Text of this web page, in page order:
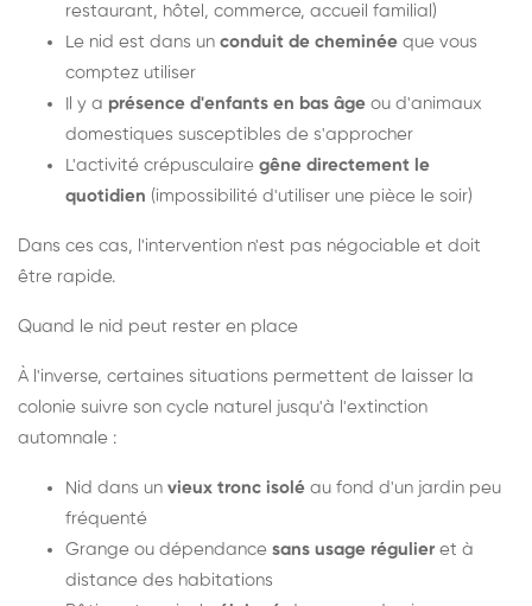
restaurant, hôtel, commerce, accueil familial)
Le nid est dans un conduit de cheminée que vous
comptez utiliser
Il y a présence d'enfants en bas âge ou d'animaux
domestiques susceptibles de s'approcher
L'activité crépusculaire gêne directement le
quotidien (impossibilité d'utiliser une pièce le soir)
Dans ces cas, l'intervention n'est pas négociable et doit
être rapide.
Quand le nid peut rester en place
À l'inverse, certaines situations permettent de laisser la
colonie suivre son cycle naturel jusqu'à l'extinction
automnale :
Nid dans un vieux tronc isolé au fond d'un jardin peu
fréquenté
Grange ou dépendance sans usage régulier et à
distance des habitations